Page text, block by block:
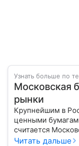
Узнать больше по
Московская
рынки
Крупнейшим в
ценными
считается
как новичкам
Читать дальше